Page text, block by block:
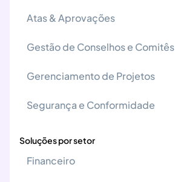
Atas & Aprovações
Gestão de Conselhos e Comitês
Gerenciamento de Projetos
Segurança e Conformidade
Soluções por setor
Financeiro